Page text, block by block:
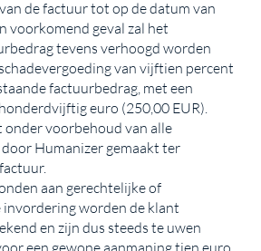
de factuur tot op de datum van
voorkomend geval zal het
tevens verhoogd worden
van vijftien percent
factuurbedrag, met een
euro (250,00 EUR).
onder voorbehoud van alle
Humanizer gemaakt ter
aan gerechtelijke of
worden de klant
en zijn dus steeds te uwen